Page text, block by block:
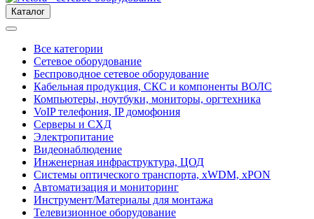
Каталог
Все категории
Сетевое оборудование
Беспроводное сетевое оборудование
Кабельная продукция, СКС и компоненты ВОЛС
Компьютеры, ноутбуки, мониторы, оргтехника
VoIP телефония, IP домофония
Серверы и СХД
Электропитание
Видеонаблюдение
Инженерная инфраструктура, ЦОД
Системы оптического транспорта, xWDM, xPON
Автоматизация и мониторинг
Инструмент/Материалы для монтажа
Телевизионное оборудование